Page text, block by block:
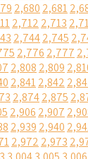
2,680 2,681
2,712 2,713
2,7442,745
2,776 2,777
2,808 2,809
2,8412,842
2,8742,875
2,906 2,907
2,939 2,940
2,972 2,973